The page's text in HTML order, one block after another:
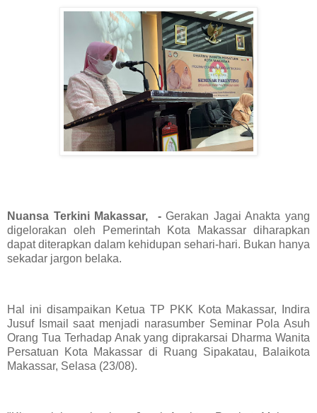
Nuansa Terkini Makassar, -Gerakan Jagai Anakta yang
digelorakan oleh Pemerintah Kota Makassar diharapkan
dapat diterapkan dalam kehidupan sehari-hari. Bukan hanya
sekadar jargon belaka.
Hal ini disampaikan Ketua TP PKK Kota Makassar, Indira
Jusuf Ismail saat menjadi narasumber Seminar Pola Asuh
Orang Tua Terhadap Anak yang diprakarsai Dharma Wanita
Persatuan Kota Makassar di Ruang Sipakatau, Balaikota
Makassar, Selasa (23/08).